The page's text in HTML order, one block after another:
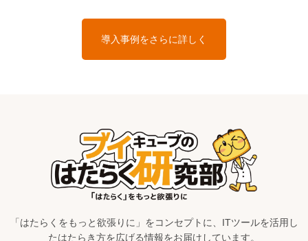
導入事例をさらに詳しく
「はたらくをもっと欲張りに」をコンセプトに、ITツールを活用し
たはたらき方を広げる情報をお届けしています。